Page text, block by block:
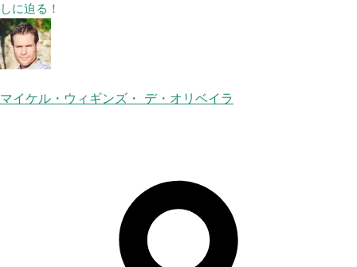
しに迫る！
マイケル・ウィギンズ・ デ・オリベイラ